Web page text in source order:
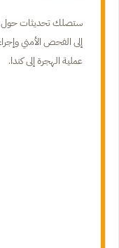
ستصلك تحديثات حول
إلى الفحص الأمني
عملية الهجرة إلى كندا.